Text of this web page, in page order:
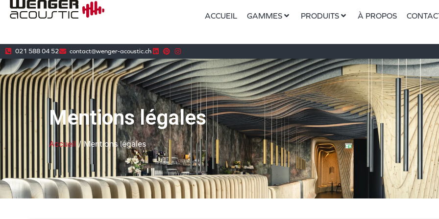
ACCUEIL GAMMES PRODUITS À PROPOS
021 588 04 52 contact@wenger-acoustic.ch
Mentions légales
Accueil / Mentions légales